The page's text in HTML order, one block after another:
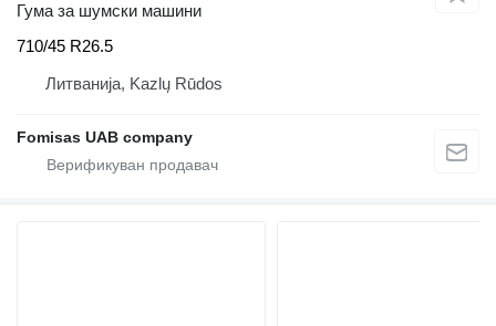
Гума за шумски машини
710/45 R26.5
Литванија, Kazlų Rūdos
Fomisas UAB company